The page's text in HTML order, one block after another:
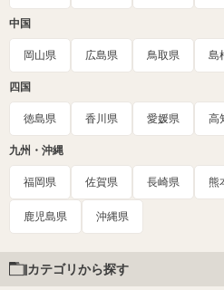
中国
岡山県 広島県 鳥取県 島
四国
徳島県 香川県 愛媛県 高
九州・沖縄
福岡県 佐賀県 長崎県 熊
鹿児島県 沖縄県
カテゴリから探す